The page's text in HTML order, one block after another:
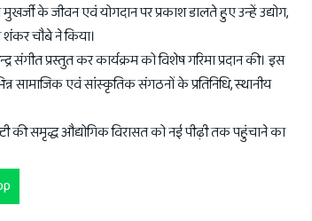
के जीवन एवं योगदान पर प्रकाश डालते हुए उन्हें उद्योग,
शंकर चौबे ने किया।
संगीत प्रस्तुत कर कार्यक्रम को विशेष गरिमा प्रदान की। इस
सामाजिक एवं सांस्कृतिक संगठनों के प्रतिनिधि, स्थानीय
की समृद्ध औद्योगिक विरासत को नई पीढ़ी तक पहुंचाने का